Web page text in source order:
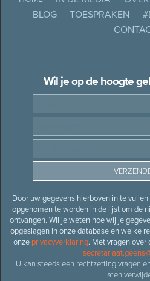
BLOG
TOESPRAKEN
Wil je op de hoogte
Door uw gegevens hierboven in te
opgenomen te worden in de lijst om de
ontvangen. Wil je weten hoe wij je
opgeslagen in onze database en welke
onze privacyverklaring. Met vragen
U kan steeds een rechtzetting vragen
laten